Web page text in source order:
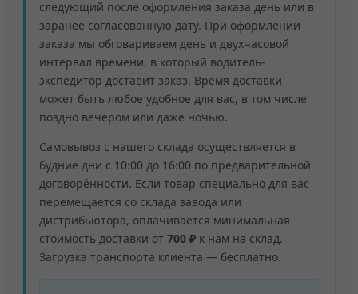
следующий после оформления заказа день или в
заранее согласованную дату. При оформлении
заказа мы обговариваем день и двухчасовой
интервал времени, в который водитель-
экспедитор доставит заказ. Время доставки
может быть любое удобное для вас, в том числе
поздно вечером или даже ночью.
Самовывоз с нашего склада осуществляется в
будние дни с 10:00 до 16:00 по предварительной
договорённости. Если товар специально для вас
перемещается со склада завода или
дистрибьютора, оплачивается минимальная
стоимость доставки от 700 ₽ к нам на склад.
Загрузка транспорта клиента — бесплатно.